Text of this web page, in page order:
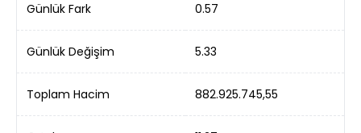
Günlük Fark 0.57
Günlük Değişim 5.33
Toplam Hacim 882.925.745,55